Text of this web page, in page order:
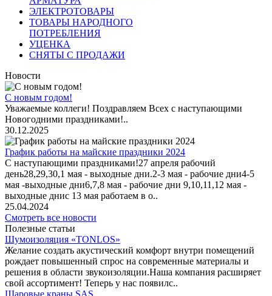
ЭЛЕКТРОТОВАРЫ
ТОВАРЫ НАРОДНОГО
ПОТРЕБЛЕНИЯ
УЦЕНКА
СНЯТЫ С ПРОДАЖИ
Новости
С новым годом!
Уважаемые коллеги! Поздравляем Всех с наступающими
Новогодними праздниками!..
30.12.2025
График работы на майские праздники 2024
С наступающими праздниками!27 апреля рабочий
день28,29,30,1 мая - выходные дни.2-3 мая - рабочие дни4-5
мая -выходные дни6,7,8 мая - рабочие дни 9,10,11,12 мая -
выходные днис 13 мая работаем в о..
25.04.2024
Смотреть все новости
Полезные статьи
Шумоизоляция «TONLOS»
Желание создать акустический комфорт внутри помещений
рождает повышенный спрос на современные материалы и
решения в области звукоизоляции.Наша компания расширяет
свой ассортимент! Теперь у нас появилс..
Шаровые краны SAS